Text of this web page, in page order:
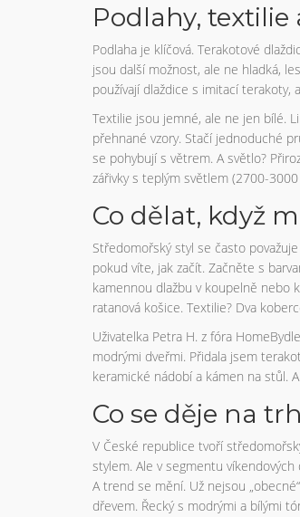
Podlahy, textilie
Podlaha je klíčová. Terakotové
jsou další možnost, ale ne hladká,
používají dlaždice s imitací
Textilie jsou jemné, ale ne jen bílé.
přehnané vzory. Stačí jednoduché
se pohybují s větrem. A světlo?
zářivky s teplým světlem (2700-
Co dělat, když
Středomořský styl se často
pokud víte, jak začít. Začněte s
kamennou dlažbu v koupelně nebo
ratanová košice. Textilie? Dva
Uživatelka Petra H. z fóra
modrými dveřmi. Přidala jsem
keramické nádobí a kámen na stůl.
Co se děje na
V České republice tvoří
stylem. Ale v segmentu
A trend se mění. Už nejsou
dřevem. Řecký s modrými a bílými